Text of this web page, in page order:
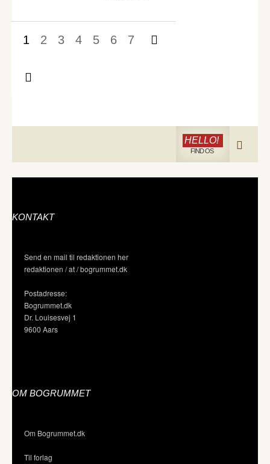
1 2 3 4 5 6 7
HELLO!
FIND OS
KONTAKT
Send en mail til redaktionen her
redaktionen / at / bogrummet.dk
Postadresse:
Bogrummet.dk
Dr. Louisesvej 1
9600 Aars
OM BOGRUMMET
Om Bogrummet.dk
Til forlag